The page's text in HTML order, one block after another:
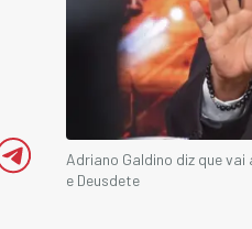
Adriano Galdino diz que
e Deusdete